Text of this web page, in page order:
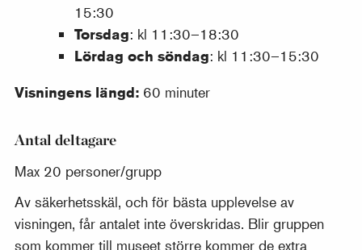
15:30
Torsdag: kl 11:30–18:30
Lördag och söndag: kl 11:30–15:30
Visningens längd: 60 minuter
Antal deltagare
Max 20 personer/grupp
Av säkerhetsskäl, och för bästa upplevelse av
visningen, får antalet inte överskridas. Blir gruppen
som kommer till museet större kommer de extra